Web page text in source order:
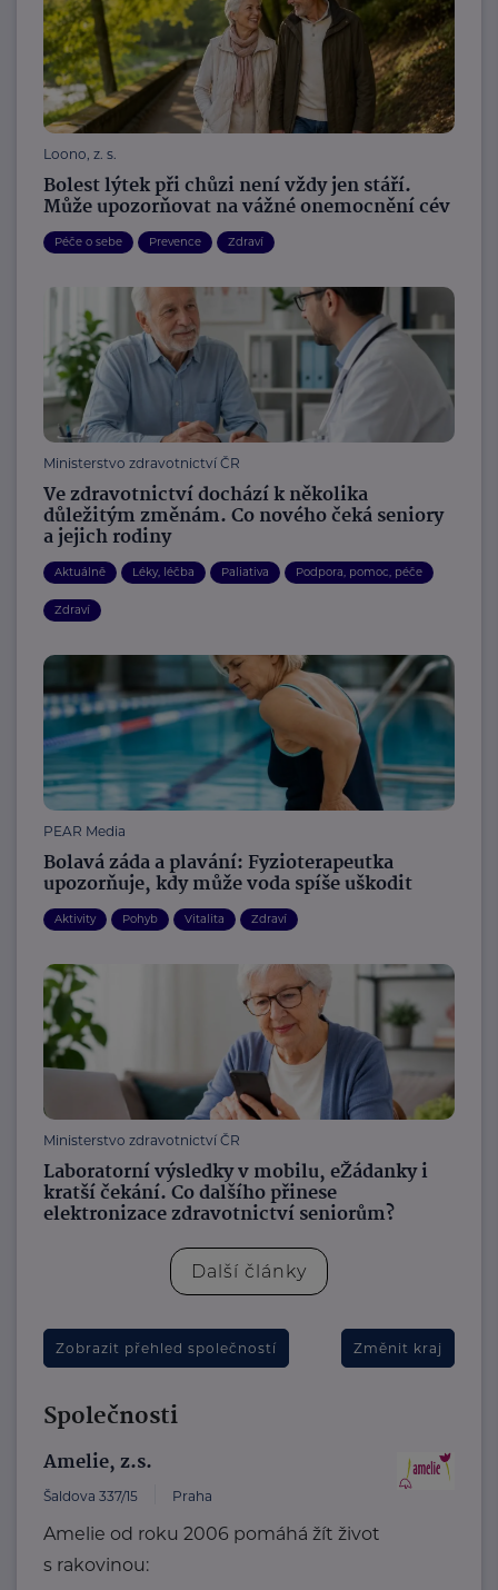
Loono, z. s.
Bolest lýtek při chůzi není vždy jen stáří.
Může upozorňovat na vážné onemocnění cév
Péče o sebe Prevence Zdraví
Ministerstvo zdravotnictví ČR
Ve zdravotnictví dochází k několika
důležitým změnám. Co nového čeká seniory
a jejich rodiny
Aktuálně Léky, léčba Paliativa Podpora, pomoc, péče
Zdraví
PEAR Media
Bolavá záda a plavání: Fyzioterapeutka
upozorňuje, kdy může voda spíše uškodit
Aktivity Pohyb Vitalita Zdraví
Ministerstvo zdravotnictví ČR
Laboratorní výsledky v mobilu, eŽádanky i
kratší čekání. Co dalšího přinese
elektronizace zdravotnictví seniorům?
Další články
Zobrazit přehled společností Změnit kraj
Společnosti
Amelie, z.s.
Šaldova 337/15 Praha
Amelie od roku 2006 pomáhá žít život
s rakovinou: